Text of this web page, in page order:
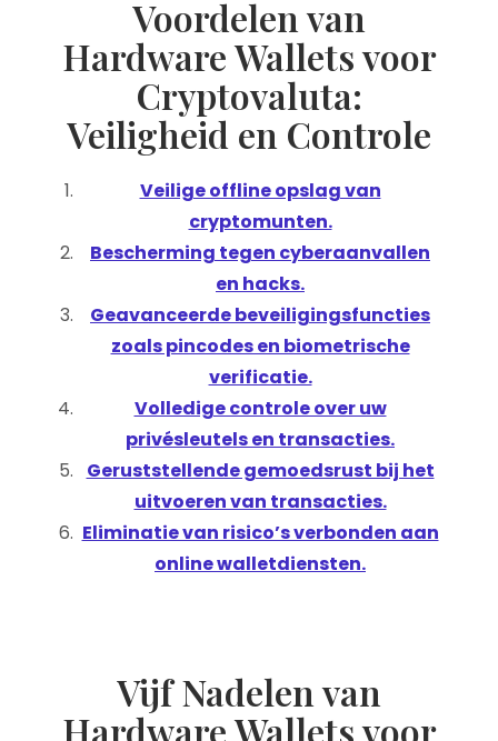
Voordelen van
Hardware Wallets voor
Cryptovaluta:
Veiligheid en Controle
Veilige offline opslag van
cryptomunten.
Bescherming tegen cyberaanvallen
en hacks.
Geavanceerde beveiligingsfuncties
zoals pincodes en biometrische
verificatie.
Volledige controle over uw
privésleutels en transacties.
Geruststellende gemoedsrust bij het
uitvoeren van transacties.
Eliminatie van risico’s verbonden aan
online walletdiensten.
Vijf Nadelen van
Hardware Wallets voor